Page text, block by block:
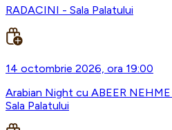
RADACINI - Sala Palatului
14 octombrie 2026, ora 19:00
Arabian Night cu ABEER
Sala Palatului